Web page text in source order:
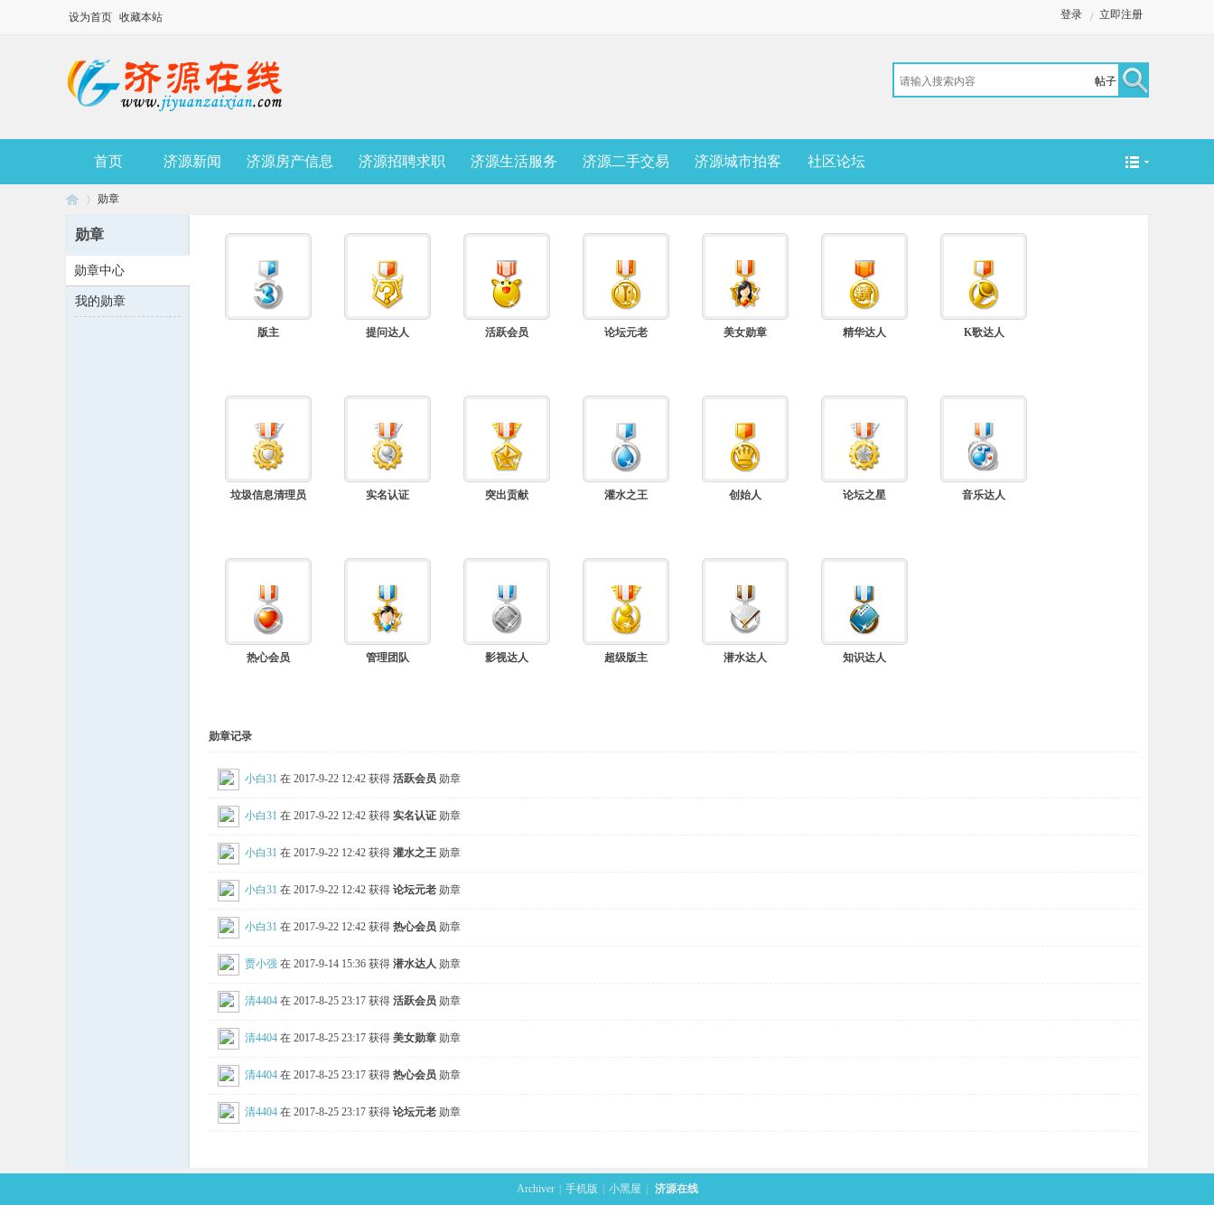
设为首页 收藏本站 登录 / 立即注册
帖子
索
首页 济源新闻 济源房产信息 济源招聘求职 济源生活服务 济源二手交易 济源城市拍客 社区论坛
济 ›
勋章
版主 提问达人 活跃会员 论坛元老 美女勋章 精华达人 K歌达人
垃圾信息清理员 实名认证 突出贡献 灌水之王 创始人 论坛之星 音乐达人
热心会员 管理团队 影视达人 超级版主 潜水达人 知识达人
勋章记录
小白31 在 2017-9-22 12:42 获得 活跃会员 勋章
小白31 在 2017-9-22 12:42 获得 实名认证 勋章
小白31 在 2017-9-22 12:42 获得 灌水之王 勋章
小白31 在 2017-9-22 12:42 获得 论坛元老 勋章
小白31 在 2017-9-22 12:42 获得 热心会员 勋章
贾小强 在 2017-9-14 15:36 获得 潜水达人 勋章
清4404 在 2017-8-25 23:17 获得 活跃会员 勋章
清4404 在 2017-8-25 23:17 获得 美女勋章 勋章
清4404 在 2017-8-25 23:17 获得 热心会员 勋章
清4404 在 2017-8-25 23:17 获得 论坛元老 勋章
勋章
勋章中心
我的勋章
Archiver 手机版 小黑屋 济源在线